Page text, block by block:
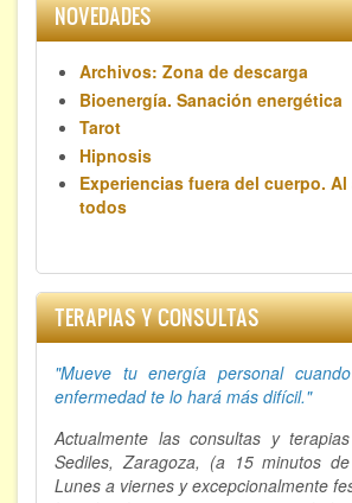
NOVEDADES
Archivos: Zona de descarga
Bioenergía. Sanación energética
Tarot
Hipnosis
Experiencias fuera del cuerpo.
todos
TERAPIAS Y CONSULTAS
"Mueve tu energía personal
enfermedad te lo hará más difícil."
Actualmente las consultas y
Sediles, Zaragoza, (a 15 minutos
Lunes a viernes y excepcionalmente